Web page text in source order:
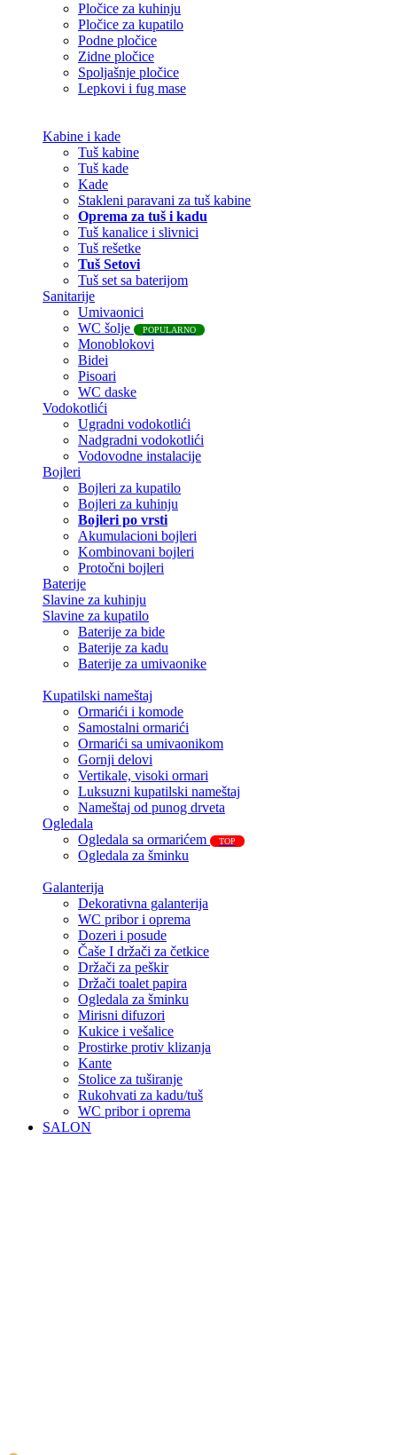
Pločice za kuhinju
Pločice za kupatilo
Podne pločice
Zidne pločice
Spoljašnje pločice
Lepkovi i fug mase
Kabine i kade
Tuš kabine
Tuš kade
Kade
Stakleni paravani za tuš kabine
Oprema za tuš i kadu
Tuš kanalice i slivnici
Tuš rešetke
Tuš Setovi
Tuš set sa baterijom
Sanitarije
Umivaonici
WC šolje
POPULARNO
Monoblokovi
Bidei
Pisoari
WC daske
Vodokotlići
Ugradni vodokotlići
Nadgradni vodokotlići
Vodovodne instalacije
Bojleri
Bojleri za kupatilo
Bojleri za kuhinju
Bojleri po vrsti
Akumulacioni bojleri
Kombinovani bojleri
Protočni bojleri
Baterije
Slavine za kuhinju
Slavine za kupatilo
Baterije za bide
Baterije za kadu
Baterije za umivaonike
Kupatilski nameštaj
Ormarići i komode
Samostalni ormarići
Ormarići sa umivaonikom
Gornji delovi
Vertikale, visoki ormari
Luksuzni kupatilski nameštaj
Nameštaj od punog drveta
Ogledala
Ogledala sa ormarićem
TOP
Ogledala za šminku
Galanterija
Dekorativna galanterija
WC pribor i oprema
Dozeri i posude
Čaše I držači za četkice
Držači za peškir
Držači toalet papira
Ogledala za šminku
Mirisni difuzori
Kukice i vešalice
Prostirke protiv klizanja
Kante
Stolice za tuširanje
Rukohvati za kadu/tuš
WC pribor i oprema
SALON